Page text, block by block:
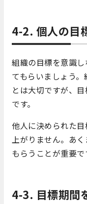
4-2. 個人の目
組織の目標を意識
てもらいましょう
とは大切ですが、
です。
他人に決められた
上がりません。あ
もらうことが重要で
4-3. 目標期間